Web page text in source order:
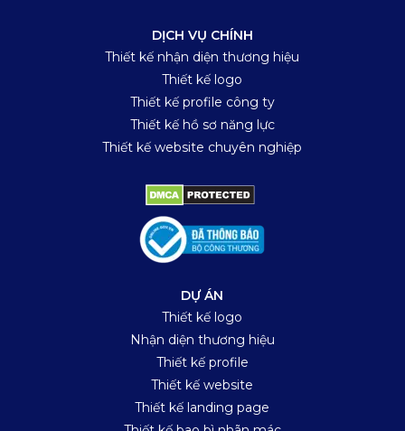
DỊCH VỤ CHÍNH
Thiết kế nhận diện thương hiệu
Thiết kế logo
Thiết kế profile công ty
Thiết kế hồ sơ năng lực
Thiết kế website chuyên nghiệp
DỰ ÁN
Thiết kế logo
Nhận diện thương hiệu
Thiết kế profile
Thiết kế website
Thiết kế landing page